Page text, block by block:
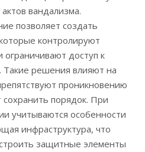
вандализма.
позволяет создать
контролируют
доступ к
Такие решения влияют на
проникновению
порядок. При
учитываются особенности
инфраструктура, что
защитные элементы